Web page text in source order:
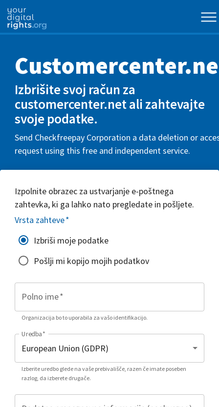
Izbrišite svoj račun za
customercenter.net ali zahtevajte
svoje podatke.
Send Checkfreepay Corporation a data deletion or
request using this free and independent service.
Izpolnite obrazec za ustvarjanje e-poštnega
zahtevka, ki ga lahko nato pregledate in pošljete.
Vrsta zahteve*
Izbriši moje podatke
Pošlji mi kopijo mojih podatkov
Polno ime*
Organizacija bo to uporabila za vašo identifikacijo.
Uredba*
Izberite uredbo glede na vaše prebivališče, razen če imate poseben
razlog, da izberete drugače.